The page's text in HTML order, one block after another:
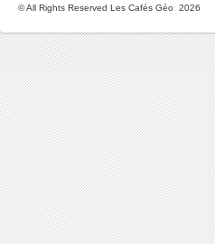
© All Rights Reserved Les Cafés Géo 2026